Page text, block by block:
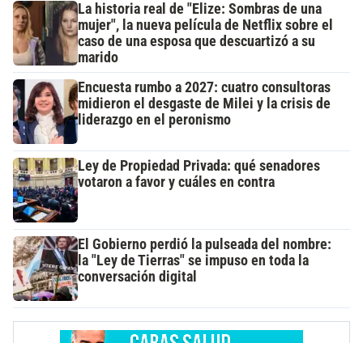
La historia real de "Elize: Sombras de una
mujer", la nueva película de Netflix sobre el
caso de una esposa que descuartizó a su
marido
Encuesta rumbo a 2027: cuatro consultoras
midieron el desgaste de Milei y la crisis de
liderazgo en el peronismo
Ley de Propiedad Privada: qué senadores
votaron a favor y cuáles en contra
El Gobierno perdió la pulseada del nombre:
la "Ley de Tierras" se impuso en toda la
conversación digital